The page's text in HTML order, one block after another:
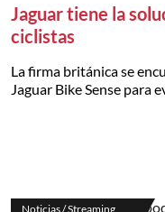
Jaguar tiene la
ciclistas
La firma británica se
Jaguar Bike Sense para
Noticias / Streaming